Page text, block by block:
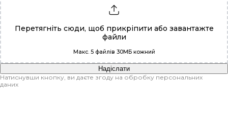
Перетягніть сюди, щоб прикріпити або завантажте
файли
Макс. 5 файлів 30МБ кожний
Надіслати
Натиснувши кнопку, ви даєте згоду на обробку персональних
даних